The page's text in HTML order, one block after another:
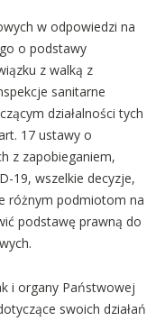
w odpowiedzi na
o podstawy
z walką z
sanitarne
działalności tych
17 ustawy o
z zapobieganiem,
19, wszelkie decyzje,
różnym podmiotom na
podstawę prawną do
i organy Państwowej
swoich działań